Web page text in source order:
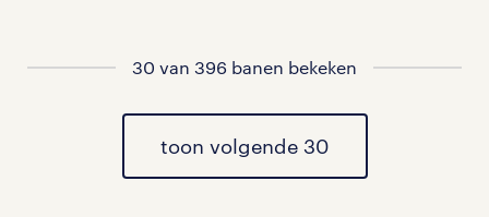
vacatures in Amstelhoek
vacatures in Vrouwenakker
30 van 396 banen bekeken
toon volgende 30